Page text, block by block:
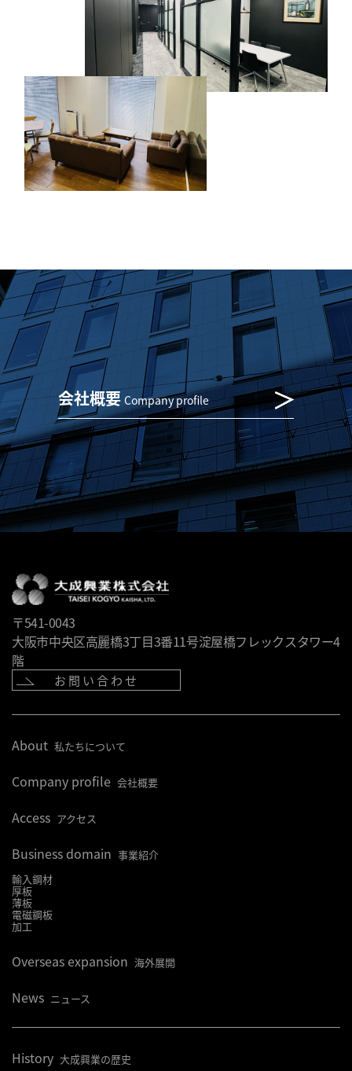
会社概要 Company profile
〒541-0043
大阪市中央区高麗橋3丁目3番11号淀屋橋フレックスタワー4
階
お問い合わせ
About 私たちについて
Company profile 会社概要
Access アクセス
Business domain 事業紹介
輸入鋼材
厚板
薄板
電磁鋼板
加工
Overseas expansion 海外展開
News ニュース
History 大成興業の歴史